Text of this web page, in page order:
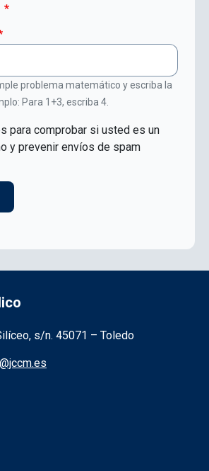
problema matemático y escriba la
Para 1+3, escriba 4.
para comprobar si usted es un
y prevenir envíos de spam
la institución
s/n. 45071 – Toledo